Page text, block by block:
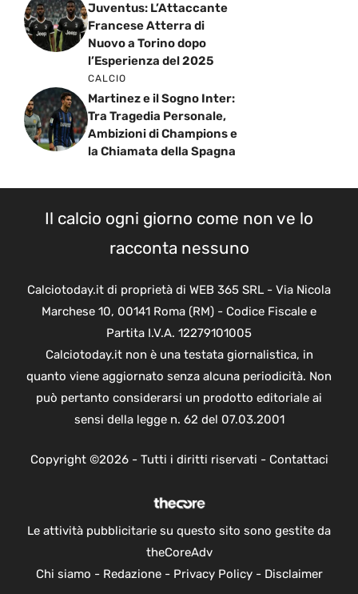
Juventus: L’Attaccante
Francese Atterra di
Nuovo a Torino dopo
l’Esperienza del 2025
CALCIO
Martinez e il Sogno Inter:
Tra Tragedia Personale,
Ambizioni di Champions e
la Chiamata della Spagna
Il calcio ogni giorno come non ve lo
racconta nessuno
Calciotoday.it di proprietà di WEB 365 SRL - Via Nicola
Marchese 10, 00141 Roma (RM) - Codice Fiscale e
Partita I.V.A. 12279101005
Calciotoday.it non è una testata giornalistica, in
quanto viene aggiornato senza alcuna periodicità. Non
può pertanto considerarsi un prodotto editoriale ai
sensi della legge n. 62 del 07.03.2001
Copyright ©2026 - Tutti i diritti riservati - Contattaci
Le attività pubblicitarie su questo sito sono gestite da
theCoreAdv
Chi siamo - Redazione- Privacy Policy- Disclaimer